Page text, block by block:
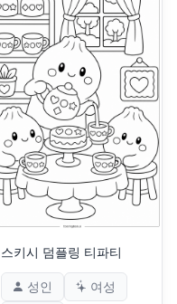
스키시 덤플링 티파티
성인
여성